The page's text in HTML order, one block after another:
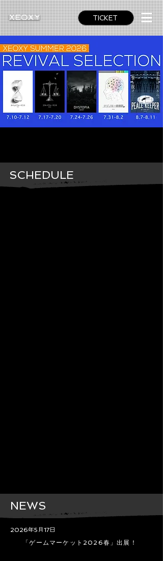
TICKET
SCHEDULE
NEWS​
2026年5月17日
「ゲームマーケット2026春」出展！